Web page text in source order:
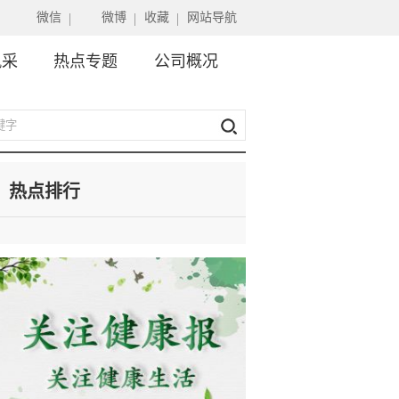
微信 微博 收藏 网站导航
热点专题 公司概况
热点排行